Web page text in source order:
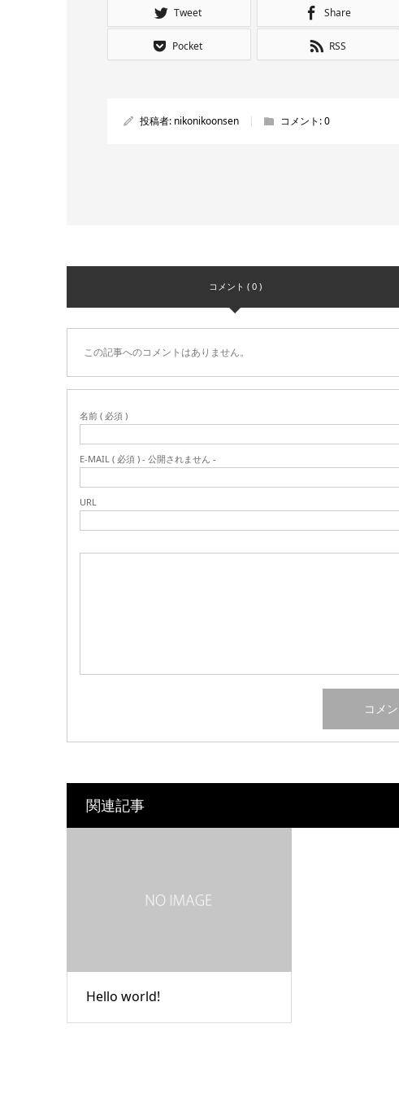
Tweet Share
Pocket RSS
投稿者: nikonikoonsen コメント:0
コメント ( 0 )
この記事へのコメントはありません。
名前 ( 必須 )
E-MAIL ( 必須 ) - 公開されません -
URL
関連記事
Hello world!